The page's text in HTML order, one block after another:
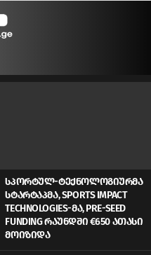
ᲡᲞᲝᲠᲢᲣᲚ-ᲢᲔᲥᲜᲝᲚᲝᲒᲘᲣᲠᲛᲐ
ᲡᲢᲐᲠᲢᲐᲞᲛᲐ, SPORTS IMPACT
TECHNOLOGIES-ᲛᲐ, PRE-SEED
FUNDING ᲠᲐᲣᲜᲓᲨᲘ €650 ᲐᲗᲐᲡᲘ
ᲛᲝᲘᲖᲘᲓᲐ